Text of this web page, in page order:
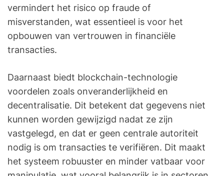
vermindert het risico op fraude of
misverstanden, wat essentieel is voor het
opbouwen van vertrouwen in financiële
transacties.
Daarnaast biedt blockchain-technologie
voordelen zoals onveranderlijkheid en
decentralisatie. Dit betekent dat gegevens niet
kunnen worden gewijzigd nadat ze zijn
vastgelegd, en dat er geen centrale autoriteit
nodig is om transacties te verifiëren. Dit maakt
het systeem robuuster en minder vatbaar voor